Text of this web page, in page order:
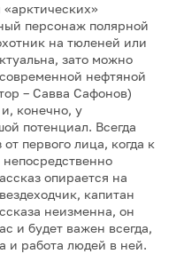
персонаж полярной
на тюленей или
зато можно
нефтяной
– Савва Сафонов)
конечно, у
потенциал. Всегда
первого лица, когда к
опирается на
капитан
неизменна, он
и будет важен всегда,
и работа людей в ней.